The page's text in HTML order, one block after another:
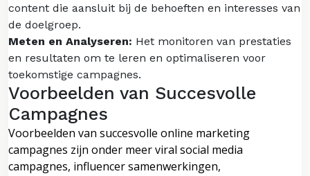
content die aansluit bij de behoeften en interesses van
de doelgroep.
Meten en Analyseren: Het monitoren van prestaties
en resultaten om te leren en optimaliseren voor
toekomstige campagnes.
Voorbeelden van Succesvolle
Campagnes
Voorbeelden van succesvolle online marketing
campagnes zijn onder meer viral social media
campagnes, influencer samenwerkingen,